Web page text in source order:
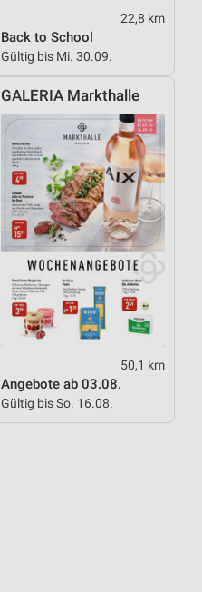
22,8 km
Back to School
Gültig bis Mi. 30.09.
GALERIA Markthalle
50,1 km
Angebote ab 03.08.
Gültig bis So. 16.08.